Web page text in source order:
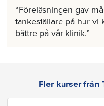
Föreläsningen gav
tankeställare på hur vi
bättre på vår klinik.
Fler kurser från